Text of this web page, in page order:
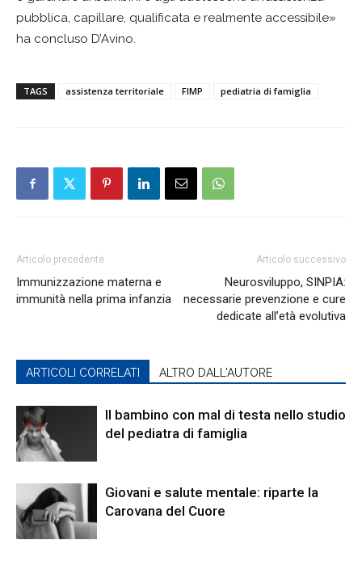
pubblica, capillare, qualificata e realmente accessibile»
ha concluso D’Avino.
TAGS assistenza territoriale FIMP pediatria di famiglia
Articolo precedente
Immunizzazione materna e
immunità nella prima infanzia
Articolo successivo
Neurosviluppo, SINPIA:
necessarie prevenzione e cure
dedicate all’età evolutiva
ARTICOLI CORRELATI ALTRO DALL'AUTORE
Il bambino con mal di testa nello studio
del pediatra di famiglia
Giovani e salute mentale: riparte la
Carovana del Cuore